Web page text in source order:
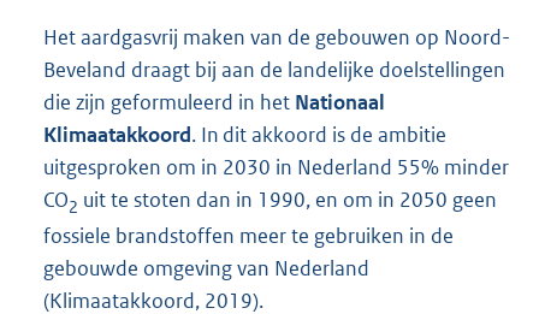
Het aardgasvrij maken van de gebouwen op Noord-
Beveland draagt bij aan de landelijke doelstellingen
die zijn geformuleerd in het Nationaal
Klimaatakkoord. In dit akkoord is de ambitie
uitgesproken om in 2030 in Nederland 55% minder
CO2 uit te stoten dan in 1990, en om in 2050 geen
fossiele brandstoffen meer te gebruiken in de
gebouwde omgeving van Nederland
(Klimaatakkoord, 2019).